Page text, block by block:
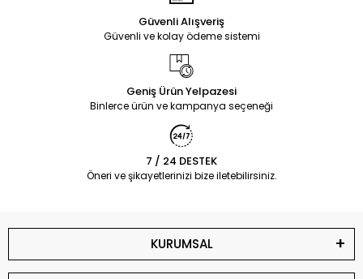
Güvenli Alışveriş
Güvenli ve kolay ödeme sistemi
Geniş Ürün Yelpazesi
Binlerce ürün ve kampanya seçeneği
7 / 24 DESTEK
Öneri ve şikayetlerinizi bize iletebilirsiniz.
KURUMSAL